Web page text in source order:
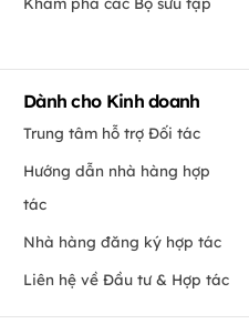
Dành cho Kinh doanh
Trung tâm hỗ trợ Đối tác
Hướng dẫn nhà hàng hợp
tác
Nhà hàng đăng ký hợp tác
Liên hệ về Đầu tư & Hợp tác